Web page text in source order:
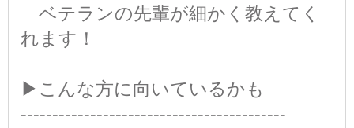
ベテランの先輩が細かく教えてく
れます！
▶こんな方に向いているかも
------------------------------------------